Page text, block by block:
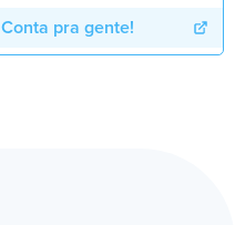
Conta pra gente!